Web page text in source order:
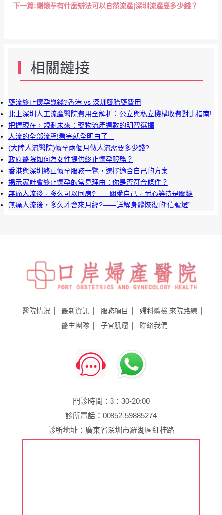
下一篇:剛懷孕有什麼辦法可以自然流產|深圳流產要多少錢？
相關鏈接
藥流終止懷孕幾錢?香港 vs 深圳墮胎藥費用
北上深圳人工流產醫院費用全解析：公立與私立機構收費對比指南!
把握現在，規劃未來：藥物流產週數的明智選擇
人流的全部流程!看完就全明白了！
(大陸人流醫院)懷孕兩個月做人流需要多少錢?
政府醫院如何為女性提供終止懷孕服務？
香港與深圳終止懷孕服務一覽，選擇適合自己的方案
揭示家計會終止懷孕的常見理由：你是否符合條件？
無痛人流後，多久可以同房?——關愛自己，耐心等待是關鍵
無痛人流後，多久才會來月經?——詳解身體恢復的“信號燈”
醫院情況 最新資訊 服務項目 婦科體檢 來院路線
醫生團隊
子宮肌瘤 聯絡我們
門診時間：8：30-20:00
診所電話：00852-59885274
診所地址：廣東省深圳市羅湖區紅桂路